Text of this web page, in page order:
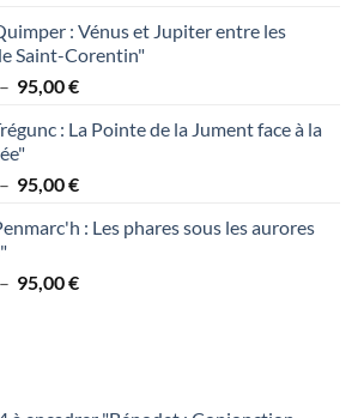
prix :
38,00 €
à
: Vénus et Jupiter entre les
Saint-Corentin"
– 95,00€Plage
prix :
à
: La Pointe de la Jument face à la
– 95,00€Plage
prix :
à
: Les phares sous les aurores
– 95,00€Plage